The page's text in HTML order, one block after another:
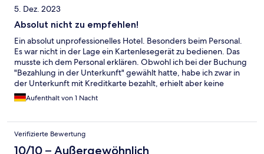
5. Dez. 2023
Absolut nicht zu empfehlen!
Ein absolut unprofessionelles Hotel. Besonders beim Personal.
Es war nicht in der Lage ein Kartenlesegerät zu bedienen. Das
musste ich dem Personal erklären. Obwohl ich bei der Buchung
"Bezahlung in der Unterkunft" gewählt hatte, habe ich zwar in
der Unterkunft mit Kreditkarte bezahlt, erhielt aber keine
Rechnung. Die sollte geschickt werden. Da warte ich bis heute
drauf. Nach einer telefonischen Nachfrage im Hotel konnte ich
Mitarbeiterin war genervt und legte dann mitten im Gespräch
auf. Für mich kommt dieses Hotel nie wieder in Frage. Da schlafe
ich lieber im Auto!
Aufenthalt von 1 Nacht
Verifizierte Bewertung
10/10 – Außergewöhnlich